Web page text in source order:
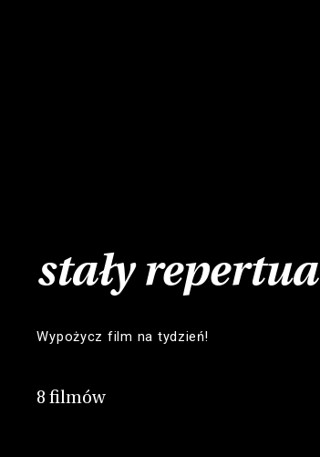
stały
Wypożycz film na tydzień!
8 filmów